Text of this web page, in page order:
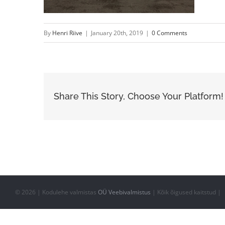
By Henri Riive | January 20th, 2019 | 0 Comments
Share This Story, Choose Your Platform!
© 2026 | Kodulehe valmistas OÜ Veebivalmistus | Kõik õigused kaitstud |